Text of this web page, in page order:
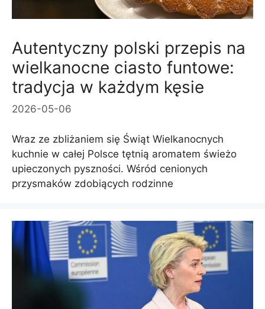
Autentyczny polski przepis na
wielkanocne ciasto funtowe:
tradycja w każdym kęsie
2026-05-06
Wraz ze zbliżaniem się Świąt Wielkanocnych
kuchnie w całej Polsce tętnią aromatem świeżo
upieczonych pyszności. Wśród cenionych
przysmaków zdobiących rodzinne